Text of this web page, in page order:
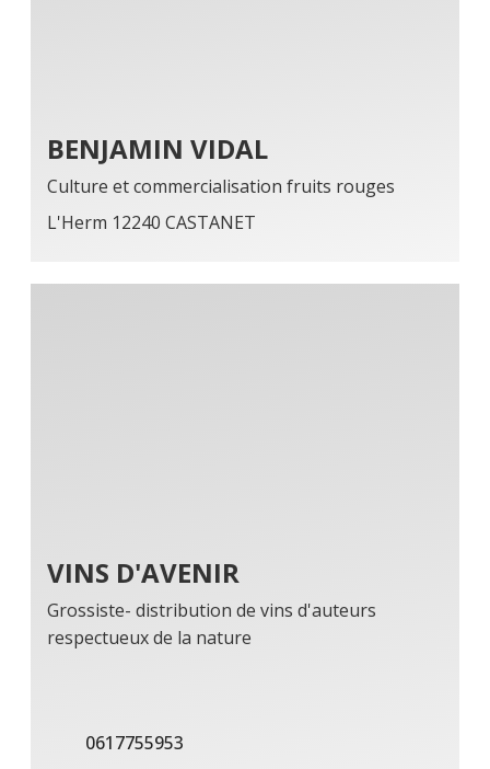
BENJAMIN VIDAL
Culture et commercialisation fruits rouges
L'Herm 12240 CASTANET
VINS D'AVENIR
Grossiste- distribution de vins d'auteurs
respectueux de la nature
0617755953